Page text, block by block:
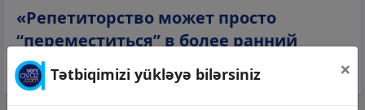
«Репетиторство может просто
“переместиться” в более ранний
возраст» –
Аллахверди Айдын
Tətbiqimizi yükləyə bilərsiniz ×